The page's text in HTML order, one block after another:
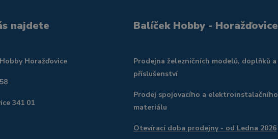
najdete
Horažďovice
341 01
Balíček Hobby - Horažďovice
Prodejna železničních modelů, doplňků a
příslušenství
Prodej spojovacího a elektroinstalačního
materiálu
Otevírací doba prodejny - od Ledna 2026